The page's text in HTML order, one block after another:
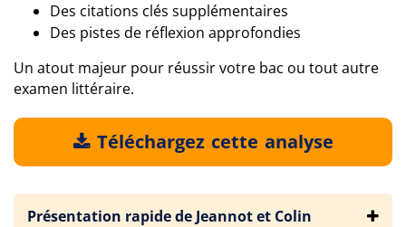
Des citations clés supplémentaires
Des pistes de réflexion approfondies
Un atout majeur pour réussir votre bac ou tout autre
examen littéraire.
Téléchargez cette analyse
Présentation rapide de Jeannot et Colin